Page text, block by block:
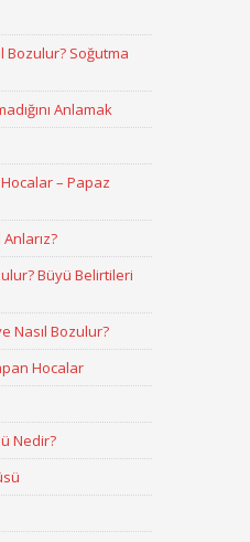
Bozulur? Soğutma
Anlamak
– Papaz
Büyü Belirtileri
Nasıl Bozulur?
Hocalar
Nedir?